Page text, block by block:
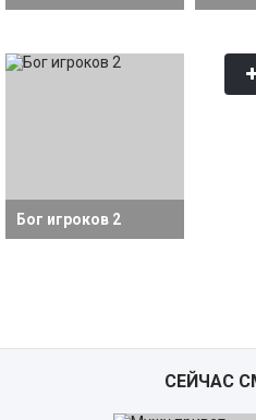
Бог игроков 2
СЕЙЧАС